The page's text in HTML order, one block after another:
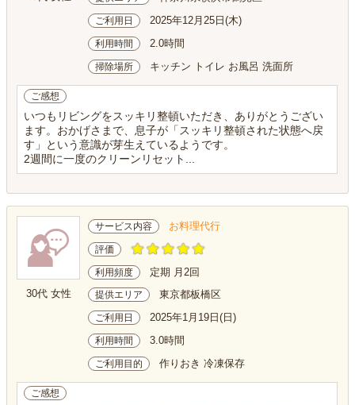
ご利用日 2025年12月25日(木)
利用時間 2.0時間
掃除場所 キッチン トイレ お風呂 洗面所
ご感想
いつもリビングをスッキリ整頓いただき、ありがとうござい
ます。おかげさまで、息子が「スッキリ整頓された状態へ戻
す」という意識が芽生えているようです。
2週間に一度のクリーンリセット...
30代 女性
サービス内容 お料理代行
評価
利用頻度 定期 月2回
提供エリア 東京都板橋区
ご利用日 2025年1月19日(日)
利用時間 3.0時間
ご利用目的 作りおき 冷凍保存
ご感想